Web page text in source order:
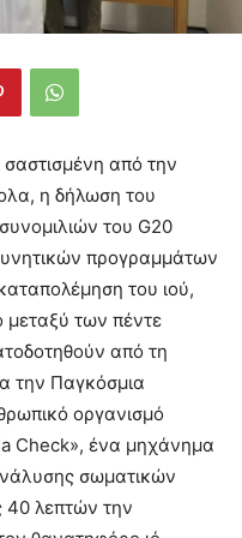
σαστισμένη από την
η δήλωση του
του G20
προγραμμάτων
του ιού,
μεταξύ των πέντε
από τη
την Παγκόσμια
οργανισμό
Check», ένα μηχάνημα
σωματικών
40 λεπτών την